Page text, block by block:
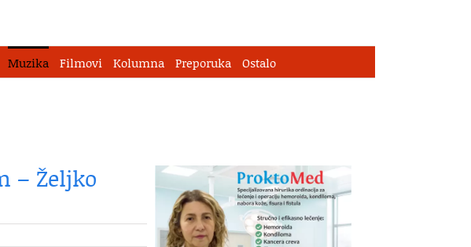
Muzika Filmovi Kolumna Preporuka Ostalo
– Željko